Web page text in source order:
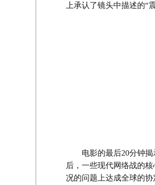
上承认了镜头中描述的“
电影的最后20分钟
后，一些现代网络战的
况的问题上达成全球的